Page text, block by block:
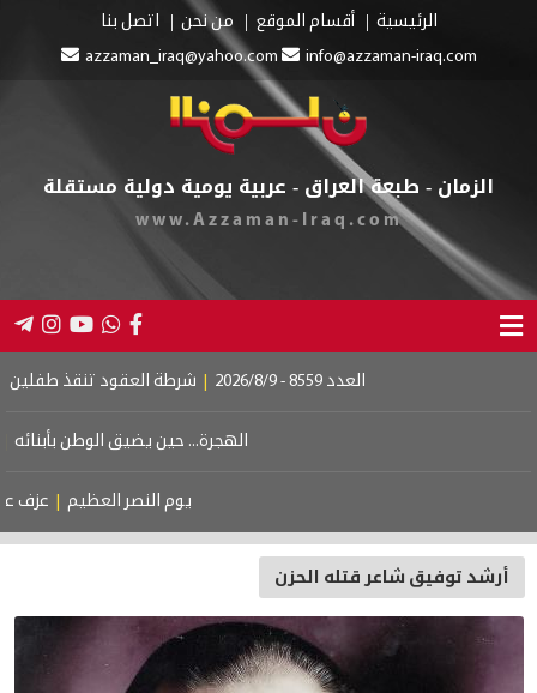
الرئيسية أقسام الموقع من نحن
اتصل بنا
azzaman_iraq@yahoo.com
info@azzaman-iraq.com
الزمان - طبعة العراق - عربية يومية دولية مستقلة
www.Azzaman-Iraq.com
| شرطة العقود تنقذ طفلين من
الهجرة... حين يضيق الوطن بأبنائه |
يوم النصر العظيم | عزف على
أرشد توفيق شاعر قتله الحزن